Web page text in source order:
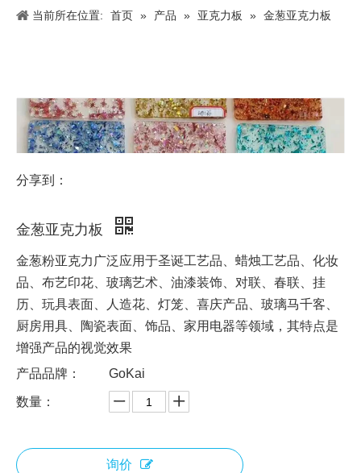
当前所在位置: 首页 » 产品 » 亚克力板 » 金葱亚克力板
分享到：
金葱亚克力板
金葱粉亚克力广泛应用于圣诞工艺品、蜡烛工艺品、化妆
品、布艺印花、玻璃艺术、油漆装饰、对联、春联、挂
历、玩具表面、人造花、灯笼、喜庆产品、玻璃马千客、
厨房用具、陶瓷表面、饰品、家用电器等领域，其特点是
增强产品的视觉效果
产品品牌：
GoKai
数量：
询价